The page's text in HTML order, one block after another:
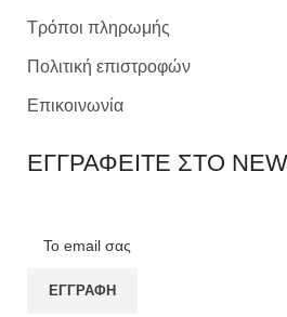
Τρόποι πληρωμής
Πολιτική επιστροφών
Επικοινωνία
ΕΓΓΡΑΦΕΙΤΕ ΣΤΟ